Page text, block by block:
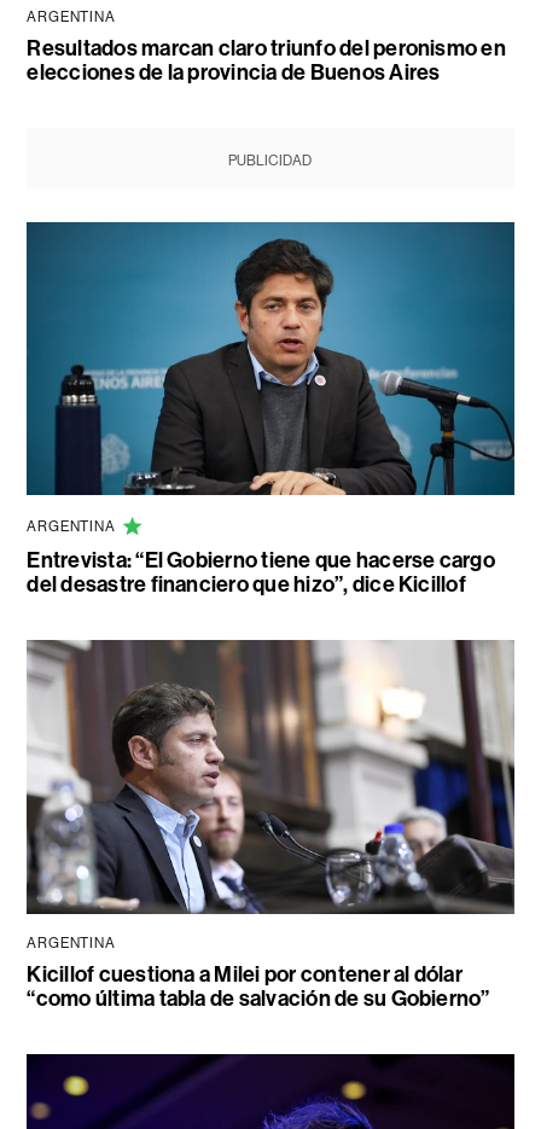
ARGENTINA
Resultados marcan claro triunfo del peronismo en
elecciones de la provincia de Buenos Aires
PUBLICIDAD
ARGENTINA
Entrevista: “El Gobierno tiene que hacerse cargo
del desastre financiero que hizo”, dice Kicillof
ARGENTINA
Kicillof cuestiona a Milei por contener al dólar
“como última tabla de salvación de su Gobierno”